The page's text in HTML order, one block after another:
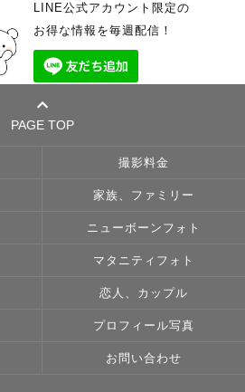
LINE公式アカウント限定の
お得な情報を毎週配信！
PAGE TOP
撮影料金
家族、ファミリー
ニューボーンフォト
マタニティフォト
恋人、カップル
プロフィール写真
お問い合わせ